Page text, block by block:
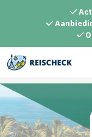
inhoud